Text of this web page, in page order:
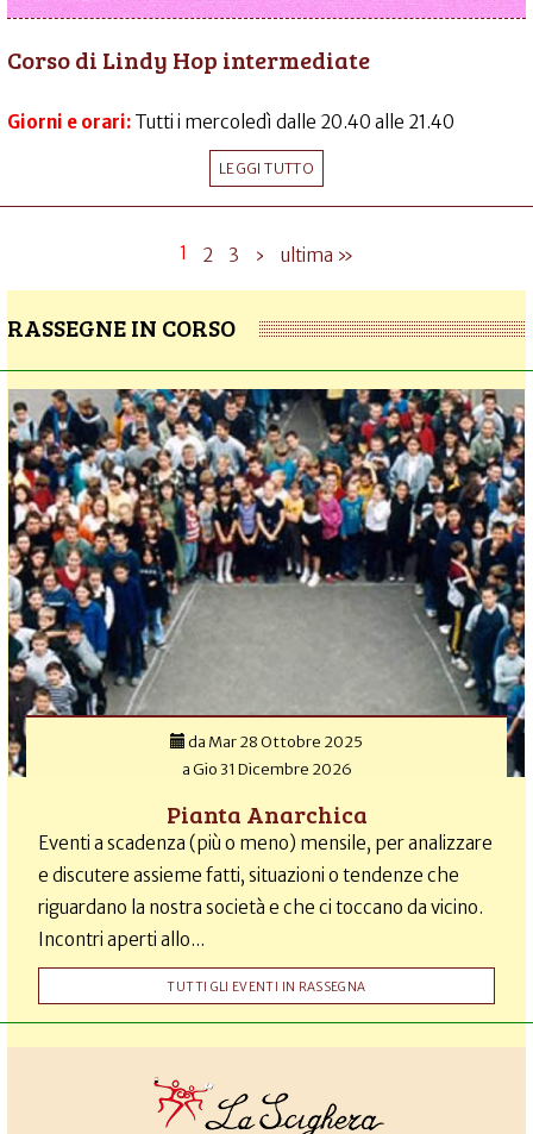
Corso di Lindy Hop intermediate
Giorni e orari: Tutti i mercoledì dalle 20.40 alle 21.40
LEGGI TUTTO
1 2 3 › ultima »
RASSEGNE IN CORSO
da Mar 28 Ottobre 2025
aGio 31 Dicembre 2026
Pianta Anarchica
Eventi a scadenza (più o meno) mensile, per analizzare
e discutere assieme fatti, situazioni o tendenze che
riguardano la nostra società e che ci toccano da vicino.
Incontri aperti allo...
TUTTI GLI EVENTI IN RASSEGNA